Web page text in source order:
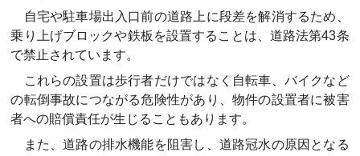
自宅や駐車場出入口前の道路上に段差を解消するため、
乗り上げブロックや鉄板を設置することは、道路法第43条
で禁止されています。
これらの設置は歩行者だけではなく自転車、バイクなど
の転倒事故につながる危険性があり、物件の設置者に被害
者への賠償責任が生じることもあります。
また、道路の排水機能を阻害し、道路冠水の原因となる